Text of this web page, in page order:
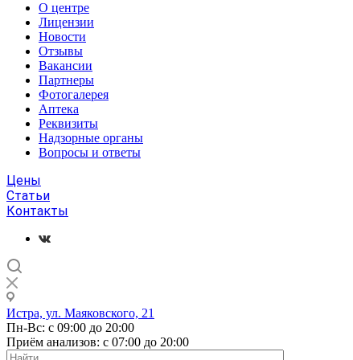
О центре
Лицензии
Новости
Отзывы
Вакансии
Партнеры
Фотогалерея
Аптека
Реквизиты
Надзорные органы
Вопросы и ответы
Цены
Статьи
Контакты
Истра, ул. Маяковского, 21
Пн-Вс: с 09:00 до 20:00
Приём анализов: с 07:00 до 20:00